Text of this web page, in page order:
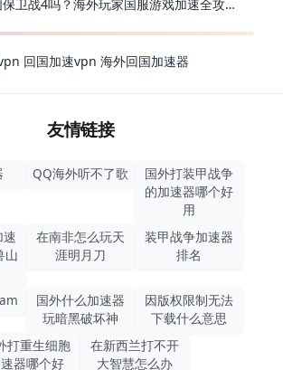
去国外能打王国保卫战4吗？海外玩家国服游戏加速全攻略（附公主连结幻想江湖实测）
回国加速vpn 海外回国加速器
友情链接
QQ海外听不了歌
国外打装甲战争
的加速器哪个好
用
速
山
在南非怎么玩天
涯明月刀
装甲战争加速器
排名
国外什么加速器
玩暗黑破坏神
因版权限制无法
下载什么意思
打重生细胞
器哪个好
在新西兰打不开
大智慧怎么办